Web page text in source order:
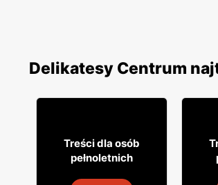
Delikatesy Centrum
29 95
Treści dla osób
pełnoletnich